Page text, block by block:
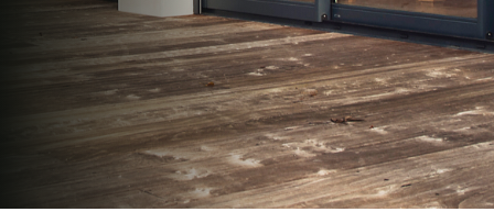
MON DEVIS MOTEUR
Voir tous nos produits